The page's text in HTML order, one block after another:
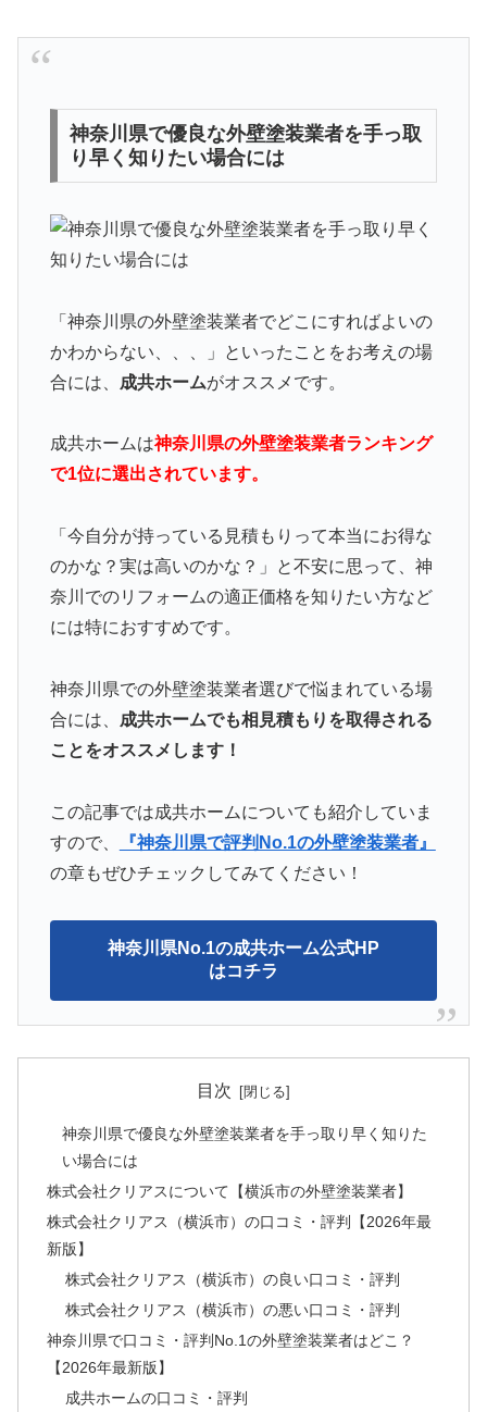
神奈川県で優良な外壁塗装業者を手っ取
り早く知りたい場合には
「神奈川県の外壁塗装業者でどこにすればよいの
かわからない、、、」といったことをお考えの場
合には、 成共ホームがオススメです。
成共ホームは神奈川県の外壁塗装業者ランキング
で1位に選出されています。
「今自分が持っている見積もりって本当にお得な
のかな？実は高いのかな？」と不安に思って、神
奈川でのリフォームの適正価格を知りたい方など
には特におすすめです。
神奈川県での外壁塗装業者選びで悩まれている場
合には、 成共ホームでも相見積もりを取得される
ことをオススメします！
この記事では成共ホームについても紹介していま
すので、
『神奈川県で評判No.1の外壁塗装業者』
の章もぜひチェックしてみてください！
神奈川県No.1の成共ホーム公式HP
はコチラ
目次
神奈川県で優良な外壁塗装業者を手っ取り早く知りた
い場合には
株式会社クリアスについて【横浜市の外壁塗装業者】
株式会社クリアス（横浜市）の口コミ・評判【2026年最
新版】
株式会社クリアス（横浜市）の良い口コミ・評判
株式会社クリアス（横浜市）の悪い口コミ・評判
神奈川県で口コミ・評判No.1の外壁塗装業者はどこ？
【2026年最新版】
成共ホームの口コミ・評判